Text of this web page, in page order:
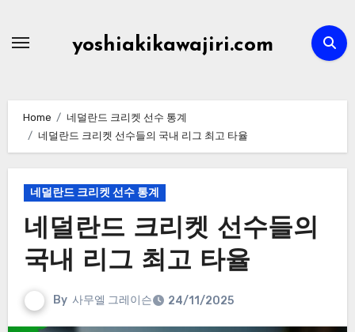
yoshiakikawajiri.com
Home
네덜란드 크리켓 선수 통계
네덜란드 크리켓 선수들의 국내 리그 최고 타율
네덜란드 크리켓 선수 통계
네덜란드 크리켓 선수들의
국내 리그 최고 타율
By 사무엘 그레이슨 24/11/2025